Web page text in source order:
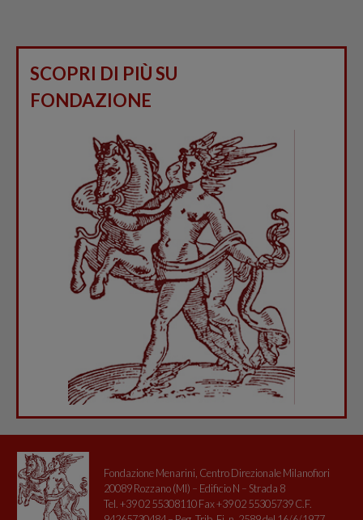
SCOPRI DI PIÙ SU
FONDAZIONE
Fondazione Menarini, Centro Direzionale Milanofiori
20089 Rozzano (MI) – Edificio N – Strada 8
Tel. +39 02 55308110 Fax +39 02 55305739 C.F.